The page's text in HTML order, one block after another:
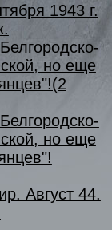
1943 г.
но еще
но еще
Август 44.